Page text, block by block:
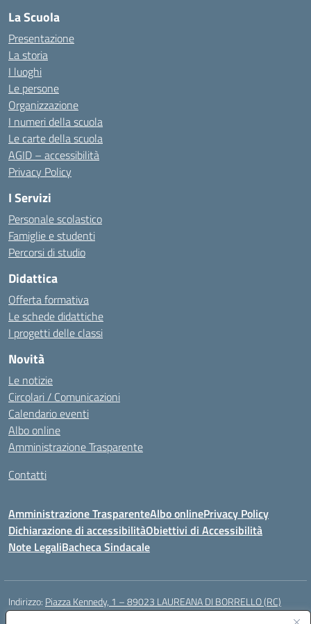
La Scuola
Presentazione
La storia
I luoghi
Le persone
Organizzazione
I numeri della scuola
Le carte della scuola
AGID – accessibilità
Privacy Policy
I Servizi
Personale scolastico
Famiglie e studenti
Percorsi di studio
Didattica
Offerta formativa
Le schede didattiche
I progetti delle classi
Novità
Le notizie
Circolari / Comunicazioni
Calendario eventi
Albo online
Amministrazione Trasparente
Contatti
Amministrazione TrasparenteAlbo onlinePrivacy Policy
Dichiarazione di accessibilitàObiettivi di Accessibilità
Note LegaliBacheca Sindacale
Indirizzo: Piazza Kennedy, 1 – 89023 LAUREANA DI BORRELLO (RC)
Centralino: